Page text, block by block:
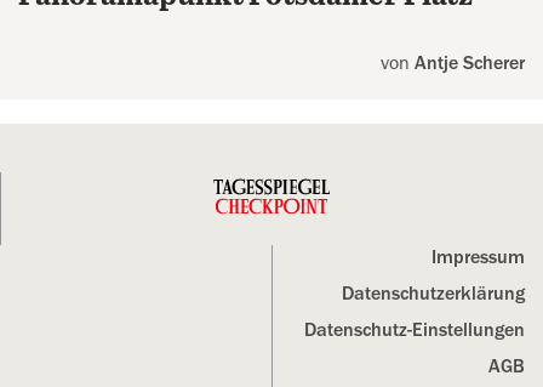
von Antje Scherer
Impressum
Datenschutz­erklärung
Datenschutz-Einstellungen
AGB